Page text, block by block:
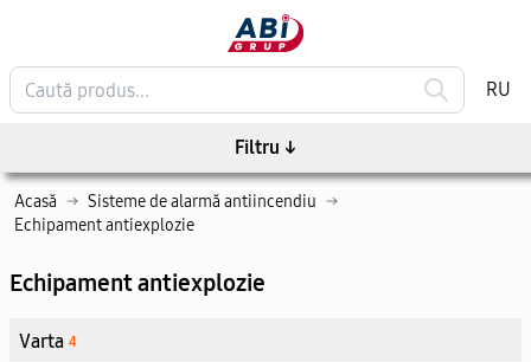
RU
Acasă → Sisteme de alarmă antiincendiu →
Echipament antiexplozie
Echipament antiexplozie
Varta 4
Filtru ↓